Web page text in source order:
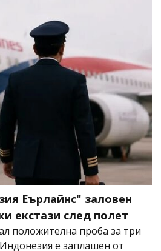
Еърлайнс" заловен
екстази след полет
положителна проба за три
е заплашен от